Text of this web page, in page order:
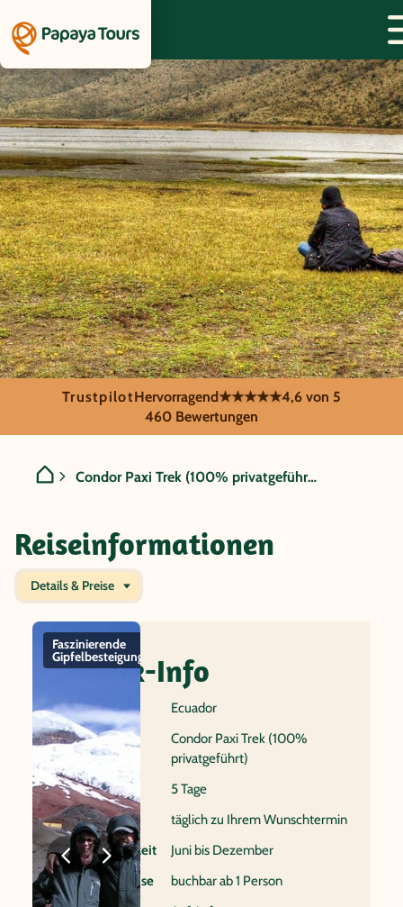
Ecuador - Condor Paxi
TrustpilotHervorragend★★★★★4,6 von 5
460 Bewertungen
Condor Paxi Trek (100% privatgeführt)
Reiseinformationen
Details & Preise
Faszinierende
Gipfelbesteigungen Vulkan
Quick-Info
Reiseland
Ecuador
Name
Condor Paxi Trek (100%
privatgeführt)
Dauer
5 Tage
Reisebeginn
täglich zu Ihrem Wunschtermin
Beste Reisezeit
Juni bis Dezember
Individualreise
buchbar ab 1 Person